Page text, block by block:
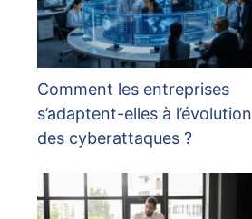
Comment les entreprises
s’adaptent-elles à l’évolution
des cyberattaques ?